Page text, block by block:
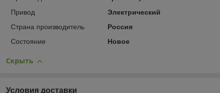
Привод
Электрический
Страна производитель
Россия
Состояние
Новое
Скрыть
Условия доставки